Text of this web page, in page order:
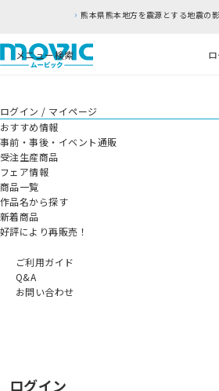
熊本県熊本地方を震源とする地震の影響に
メニュー検索
ログイン / マイページ
おすすめ情報
事前・事後・イベント通販
受注生産商品
フェア情報
商品一覧
作品名から探す
新着商品
好評により再販売！
ご利用ガイド
Q&A
お問い合わせ
ログイン